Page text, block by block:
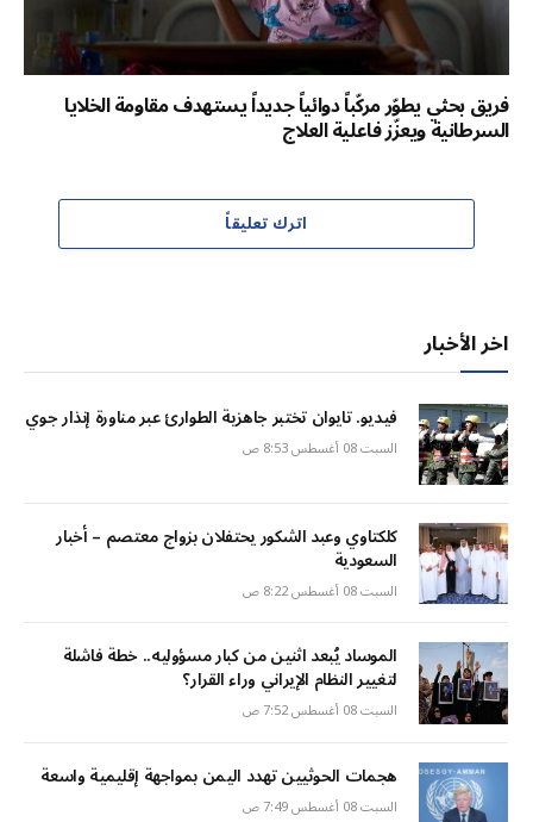
فريق بحثي يطوّر مركّباً دوائياً جديداً يستهدف مقاومة الخلايا
السرطانية ويعزّز فاعلية العلاج
اترك تعليقاً
اخر الأخبار
فيديو. تايوان تختبر جاهزية الطوارئ عبر مناورة إنذار جوي
السبت 08 أغسطس 8:53 ص
كلكتاوي وعبد الشكور يحتفلان بزواج معتصم – أخبار
السعودية
السبت 08 أغسطس 8:22 ص
الموساد يُبعد اثنين من كبار مسؤوليه.. خطة فاشلة
لتغيير النظام الإيراني وراء القرار؟
السبت 08 أغسطس 7:52 ص
هجمات الحوثيين تهدد اليمن بمواجهة إقليمية واسعة
السبت 08 أغسطس 7:49 ص